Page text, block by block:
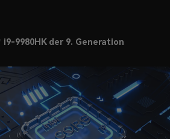
9980HK der 9. Generation